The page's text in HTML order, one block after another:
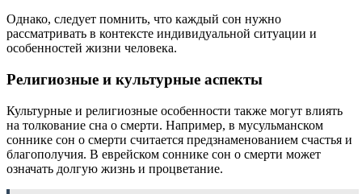
Однако, следует помнить, что каждый сон нужно
рассматривать в контексте индивидуальной ситуации и
особенностей жизни человека.
Религиозные и культурные аспекты
Культурные и религиозные особенности также могут влиять
на толкование сна о смерти. Например, в мусульманском
соннике сон о смерти считается предзнаменованием счастья и
благополучия. В еврейском соннике сон о смерти может
означать долгую жизнь и процветание.